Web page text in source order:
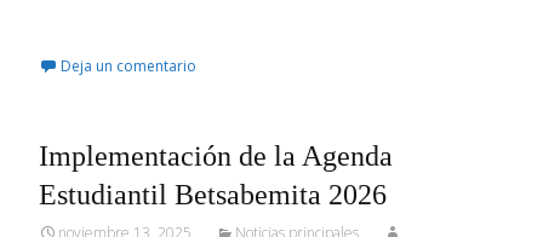
Deja un comentario
Implementación de la Agenda
Estudiantil Betsabemita 2026
noviembre 13, 2025
Noticias principales